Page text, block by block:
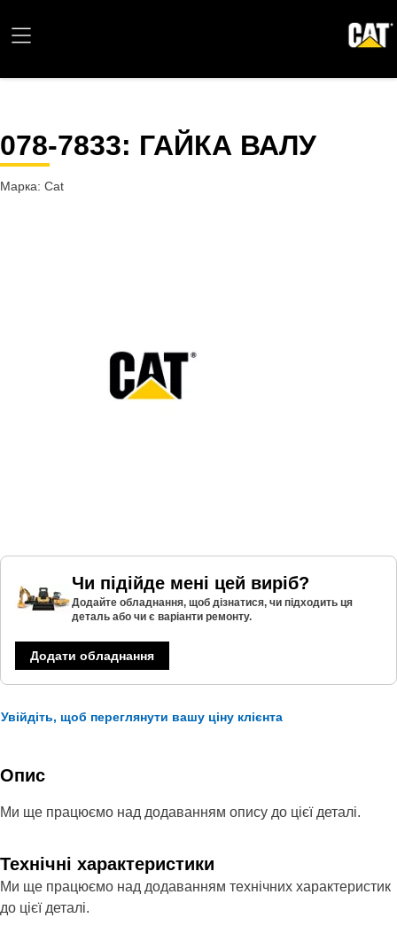
078-7833: ГАЙКА ВАЛУ
Марка: Cat
Чи підійде мені цей виріб?
Додайте обладнання, щоб дізнатися, чи підходить ця
деталь або чи є варіанти ремонту.
Додати обладнання
Увійдіть, щоб переглянути вашу ціну клієнта
Опис
Ми ще працюємо над додаванням опису до цієї деталі.
Технічні характеристики
Ми ще працюємо над додаванням технічних характеристик
до цієї деталі.